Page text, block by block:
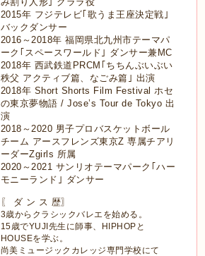
2015年 フジテレビ｢歌うま王座決定戦｣
バックダンサー
2016～2018年 福岡県北九州市テーマパ
ーク｢スペースワールド｣ ダンサー兼MC
2018年 西武鉄道PRCM｢ちちんぶいぶい
秩父 アクティブ篇、なごみ篇｣ 出演
2018年 Short Shorts Film Festival ホセ
の東京夢物語 / Jose’s Tour de Tokyo 出
演
2018～2020 男子プロバスケットボール
チーム アースフレンズ東京Z 専属チアリ
ーダーZgirls 所属
2020～2021 サンリオテーマパーク｢ハー
モニーランド｣ ダンサー
〖 ダ ン ス 歴〗
3歳からクラシックバレエを始める。
15歳でYUJI先生に師事、HIPHOPと
HOUSEを学ぶ。
尚美ミュージックカレッジ専門学校にて